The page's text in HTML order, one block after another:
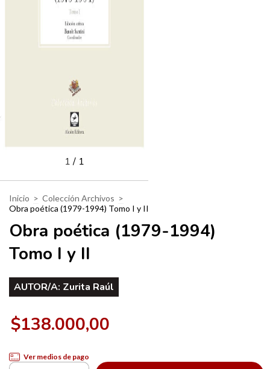
1/ 1
Inicio > Colección Archivos >
Obra poética (1979-1994) Tomo I y II
Obra poética (1979-1994)
Tomo I y II
AUTOR/A: Zurita Raúl
$138.000,00
Ver medios de pago